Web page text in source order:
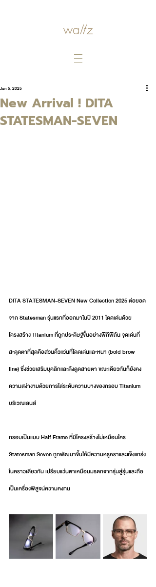
New Arrival ! DITA
STATESMAN-SEVEN
Jun 5, 2025
DITA STATESMAN-SEVEN New Collection 2025 ต่อยอด
จาก Statesman รุ่นแรกที่ออกมาในปี 2011 โดดเด่นด้วย
โครงสร้าง Titanium ที่ถูกประดิษฐ์ขึ้นอย่างพิถีพิถัน จุดเด่นที่
สะดุดตาที่สุดคือส่วนคิ้วแว่นที่โดดเด่นและหนา (bold brow
line) ซึ่งช่วยเสริมบุคลิกและดึงดูดสายตา ขณะเดียวกันก็ยังคง
ความสง่างามด้วยการไล่ระดับความบางของกรอบ Titanium
บริเวณเลนส์
กรอบเป็นแบบ Half Frame ที่มีโครงสร้างไม่เหมือนใคร
Statesman Seven ถูกพัฒนาขึ้นให้มีความหรูหราและแข็งแกร่ง
ในคราวเดียวกัน เปรียบแว่นตาเหมือนมรดกจากรุ่นสู่รุ่นและถือ
เป็นเครื่องพิสูจน์ความคงทน